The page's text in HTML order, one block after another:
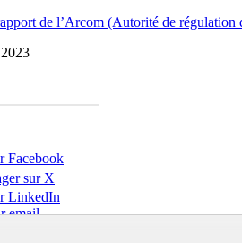
de l’Arcom (Autorité de
Facebook
sur X
LinkedIn
email